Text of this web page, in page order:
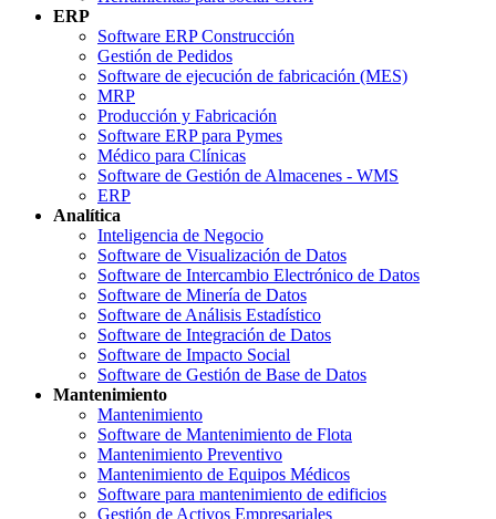
ERP
Software ERP Construcción
Gestión de Pedidos
Software de ejecución de fabricación (MES)
MRP
Producción y Fabricación
Software ERP para Pymes
Médico para Clínicas
Software de Gestión de Almacenes - WMS
ERP
Analítica
Inteligencia de Negocio
Software de Visualización de Datos
Software de Intercambio Electrónico de Datos
Software de Minería de Datos
Software de Análisis Estadístico
Software de Integración de Datos
Software de Impacto Social
Software de Gestión de Base de Datos
Mantenimiento
Mantenimiento
Software de Mantenimiento de Flota
Mantenimiento Preventivo
Mantenimiento de Equipos Médicos
Software para mantenimiento de edificios
Gestión de Activos Empresariales